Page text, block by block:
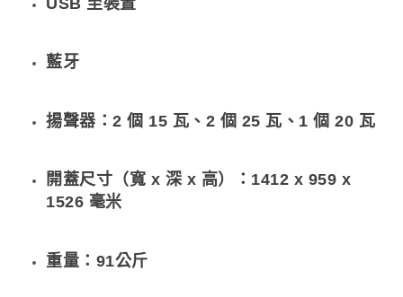
藍牙
揚聲器：2 個 15 瓦、2 個 25 瓦、1 個 20 瓦
開蓋尺寸（寬 x 深 x 高）：1412 x 959 x
1526 毫米
重量：91公斤